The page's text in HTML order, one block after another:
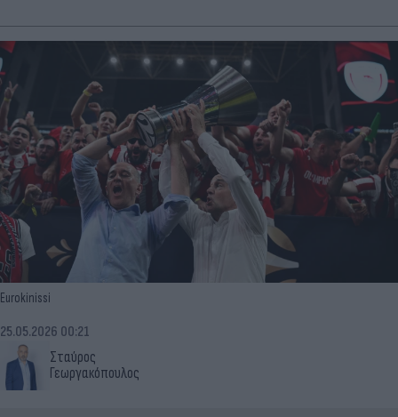
Eurokinissi
Σταύρος
Γεωργακόπουλος
25.05.2026 00:21